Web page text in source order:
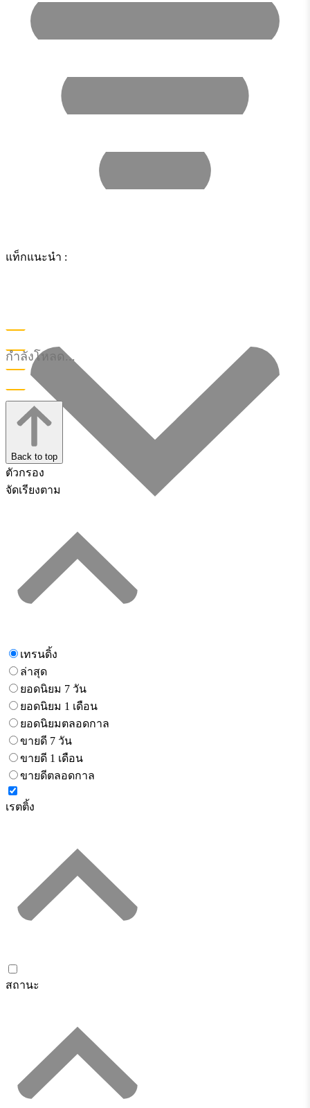
แท็กแนะนำ :
กำลังโหลด...
Back to top
ตัวกรอง
จัดเรียงตาม
เทรนดิ้ง
ล่าสุด
ยอดนิยม 7 วัน
ยอดนิยม 1 เดือน
ยอดนิยมตลอดกาล
ขายดี 7 วัน
ขายดี 1 เดือน
ขายดีตลอดกาล
เรตติ้ง
สถานะ